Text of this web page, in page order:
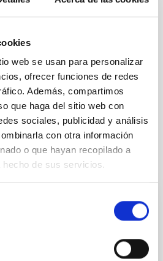
web se usan para personalizar
ofrecer funciones de redes
Además, compartimos
que haga del sitio web con
sociales, publicidad y análisis
con otra información
o que hayan recopilado a
de sus servicios.
(CYA)
Micro-satélites
between Cloud and